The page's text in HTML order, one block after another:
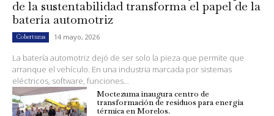
de la sustentabilidad transforma el papel de la
batería automotriz
Coberturas 14 mayo, 2026
La batería automotriz dejó de ser solo la pieza que permite que
arranque el vehículo. En una industria marcada por sistemas
eléctricos, software, funciones...
Moctezuma inaugura centro de
transformación de residuos para energía
térmica en Morelos.